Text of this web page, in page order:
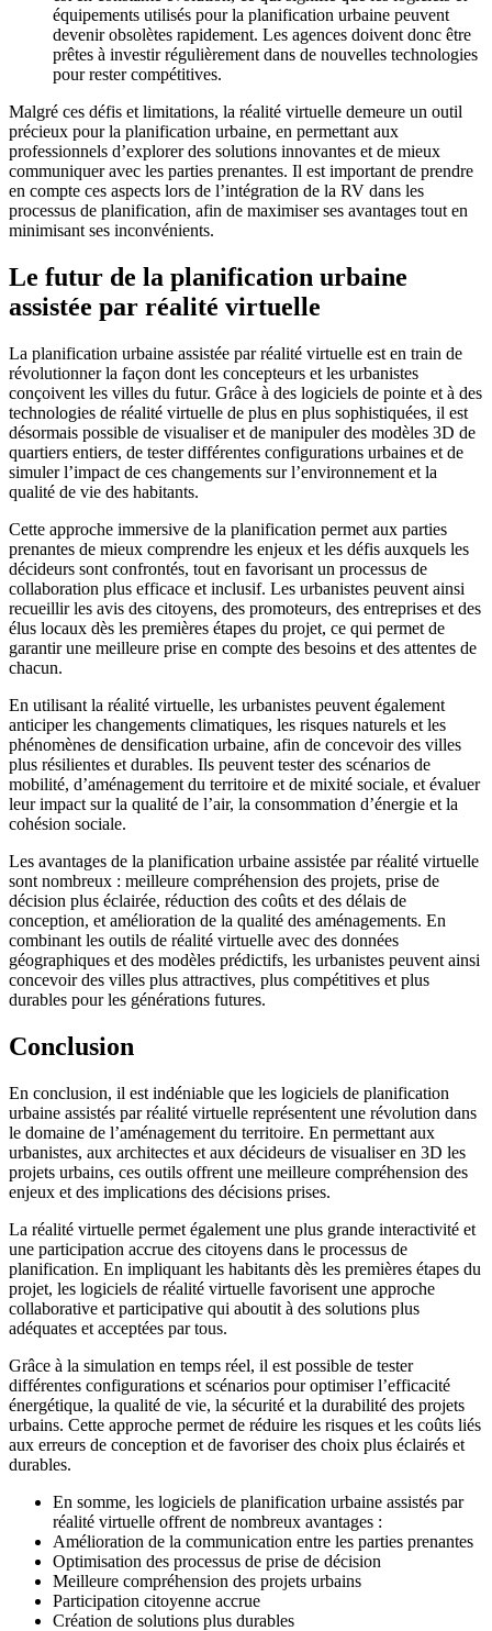
équipements utilisés pour la planification urbaine peuvent
devenir obsolètes rapidement. Les agences doivent donc être
prêtes à investir régulièrement dans de nouvelles technologies
pour rester compétitives.
Malgré ces défis et limitations, la réalité virtuelle demeure un outil
précieux pour la planification urbaine, en permettant aux
professionnels d’explorer des solutions innovantes et de mieux
communiquer avec les parties prenantes. Il est important de prendre
en compte ces aspects lors de l’intégration de la RV dans les
processus de planification, afin de maximiser ses avantages tout en
minimisant ses inconvénients.
Le futur de la planification urbaine
assistée par réalité virtuelle
La planification urbaine assistée par réalité virtuelle est en train de
révolutionner la façon dont les concepteurs et les urbanistes
conçoivent les villes du futur. Grâce à des logiciels de pointe et à des
technologies de réalité virtuelle de plus en plus sophistiquées, il est
désormais possible de visualiser et de manipuler des modèles 3D de
quartiers entiers, de tester différentes configurations urbaines et de
simuler l’impact de ces changements sur l’environnement et la
qualité de vie des habitants.
Cette approche immersive de la planification permet aux parties
prenantes de mieux comprendre les enjeux et les défis auxquels les
décideurs sont confrontés, tout en favorisant un processus de
collaboration plus efficace et inclusif. Les urbanistes peuvent ainsi
recueillir les avis des citoyens, des promoteurs, des entreprises et des
élus locaux dès les premières étapes du projet, ce qui permet de
garantir une meilleure prise en compte des besoins et des attentes de
chacun.
En utilisant la réalité virtuelle, les urbanistes peuvent également
anticiper les changements climatiques, les risques naturels et les
phénomènes de densification urbaine, afin de concevoir des villes
plus résilientes et durables. Ils peuvent tester des scénarios de
mobilité, d’aménagement du territoire et de mixité sociale, et évaluer
leur impact sur la qualité de l’air, la consommation d’énergie et la
cohésion sociale.
Les avantages de la planification urbaine assistée par réalité virtuelle
sont nombreux : meilleure compréhension des projets, prise de
décision plus éclairée, réduction des coûts et des délais de
conception, et amélioration de la qualité des aménagements. En
combinant les outils de réalité virtuelle avec des données
géographiques et des modèles prédictifs, les urbanistes peuvent ainsi
concevoir des villes plus attractives, plus compétitives et plus
durables pour les générations futures.
Conclusion
En conclusion, il est indéniable que les logiciels de planification
urbaine assistés par réalité virtuelle représentent une révolution dans
le domaine de l’aménagement du territoire. En permettant aux
urbanistes, aux architectes et aux décideurs de visualiser en 3D les
projets urbains, ces outils offrent une meilleure compréhension des
enjeux et des implications des décisions prises.
La réalité virtuelle permet également une plus grande interactivité et
une participation accrue des citoyens dans le processus de
planification. En impliquant les habitants dès les premières étapes du
projet, les logiciels de réalité virtuelle favorisent une approche
collaborative et participative qui aboutit à des solutions plus
adéquates et acceptées par tous.
Grâce à la simulation en temps réel, il est possible de tester
différentes configurations et scénarios pour optimiser l’efficacité
énergétique, la qualité de vie, la sécurité et la durabilité des projets
urbains. Cette approche permet de réduire les risques et les coûts liés
aux erreurs de conception et de favoriser des choix plus éclairés et
durables.
En somme, les logiciels de planification urbaine assistés par
réalité virtuelle offrent de nombreux avantages :
Amélioration de la communication entre les parties prenantes
Optimisation des processus de prise de décision
Meilleure compréhension des projets urbains
Participation citoyenne accrue
Création de solutions plus durables